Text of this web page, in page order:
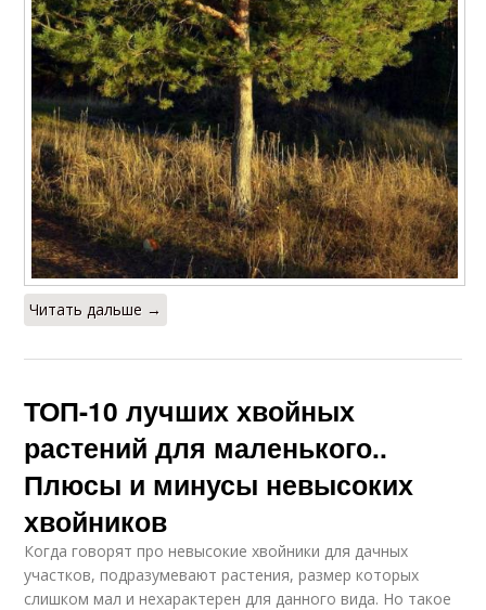
Читать дальше →
ТОП-10 лучших хвойных
растений для маленького..
Плюсы и минусы невысоких
хвойников
Когда говорят про невысокие хвойники для дачных
участков, подразумевают растения, размер которых
слишком мал и нехарактерен для данного вида. Но такое